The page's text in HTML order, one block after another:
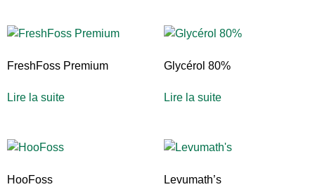
FreshFoss Premium
Lire la suite
Glycérol 80%
Lire la suite
HooFoss Levumath’s